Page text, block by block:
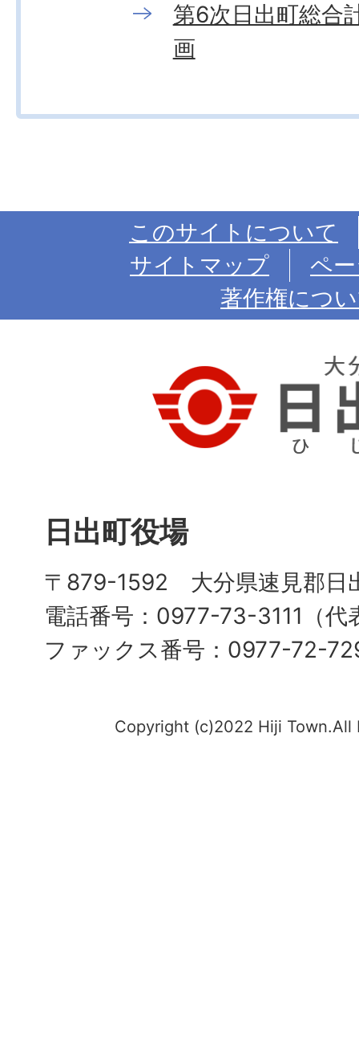
第6次日出町総合
画
このサイトについて
サイトマップ
ペ
著作権につ
日出町役場
〒879-1592 大分県速見郡日
電話番号：0977-73-3111（代
ファックス番号：0977-72-
Copyright (c)2022 Hiji Town.All